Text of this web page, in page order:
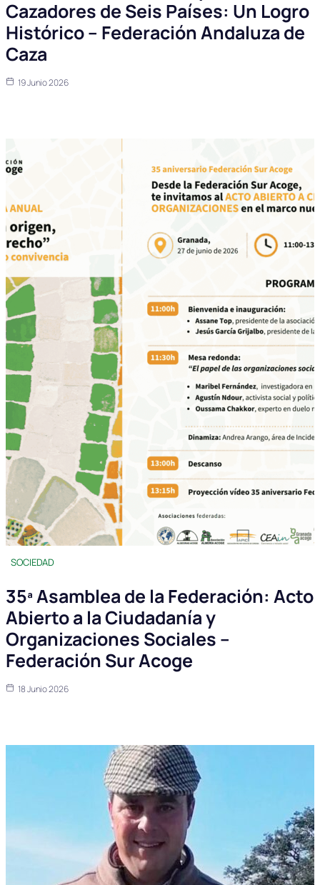
Cazadores de Seis Países: Un Logro
Histórico – Federación Andaluza de
Caza
19 Junio 2026
SOCIEDAD
35ª Asamblea de la Federación: Acto
Abierto a la Ciudadanía y
Organizaciones Sociales –
Federación Sur Acoge
18 Junio 2026